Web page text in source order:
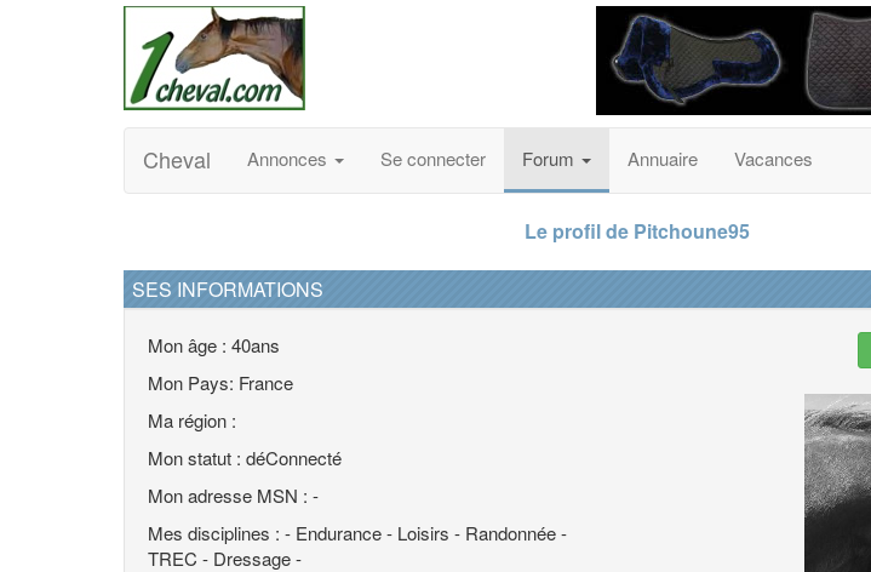
Cheval Annonces Se connecter Forum Annuaire Vacances
Le profil de Pitchoune95
SES INFORMATIONS
Mon âge : 40ans
Mon Pays: France
Ma région :
Mon statut : déConnecté
Mon adresse MSN : -
Mes disciplines : - Endurance - Loisirs - Randonnée -
TREC - Dressage -